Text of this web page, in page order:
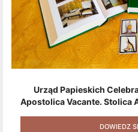
Urząd Papieskich
Apostolica Vacante. Stolica
Pawła II Do Wyboru
Naklejek + KsiążkaDOWIEDZ